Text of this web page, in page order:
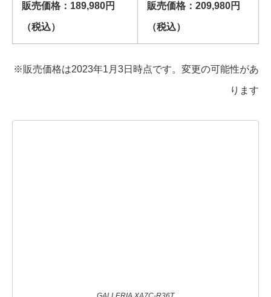
販売価格：189,980円
（税込）
販売価格：209,980円
（税込）
※販売価格は2023年1月3日時点です。変更の可能性があ
ります